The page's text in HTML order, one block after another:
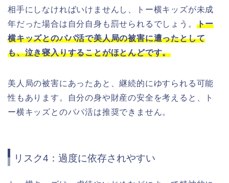
相手にしなければいけませんし、トー横キッズが未成
年だった場合は自分自身も罰せられるでしょう。 トー
横キッズとのパパ活で美人局の被害に遭ったとして
も、泣き寝入りすることがほとんどです。
美人局の被害にあったあと、継続的にゆすられる可能
性もあります。自分の身や財産の安全を考えると、ト
ー横キッズとのパパ活は推奨できません。
リスク4：過度に依存されやすい